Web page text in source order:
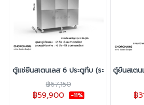
ตู้แช่ยืนสเตนเลส 6 ประตูทึบ (ระบบแช่เย็น+แช่
฿67,150
฿59,900 -11%
ตู้ยืนสเตน
฿